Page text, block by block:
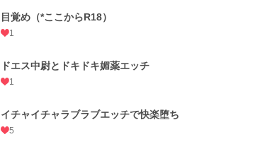
目覚め（*ここからR18）
1
ドエス中尉とドキドキ媚薬エッチ
1
イチャイチャラブラブエッチで快楽堕ち
5